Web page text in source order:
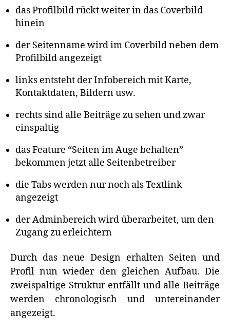
das Profilbild rückt weiter in das Coverbild
hinein
der Seitenname wird im Coverbild neben dem
Profilbild angezeigt
links entsteht der Infobereich mit Karte,
Kontaktdaten, Bildern usw.
rechts sind alle Beiträge zu sehen und zwar
einspaltig
das Feature “Seiten im Auge behalten”
bekommen jetzt alle Seitenbetreiber
die Tabs werden nur noch als Textlink
angezeigt
der Adminbereich wird überarbeitet, um den
Zugang zu erleichtern
Durch das neue Design erhalten Seiten und
Profil nun wieder den gleichen Aufbau. Die
zweispaltige Struktur entfällt und alle Beiträge
werden chronologisch und untereinander
angezeigt.